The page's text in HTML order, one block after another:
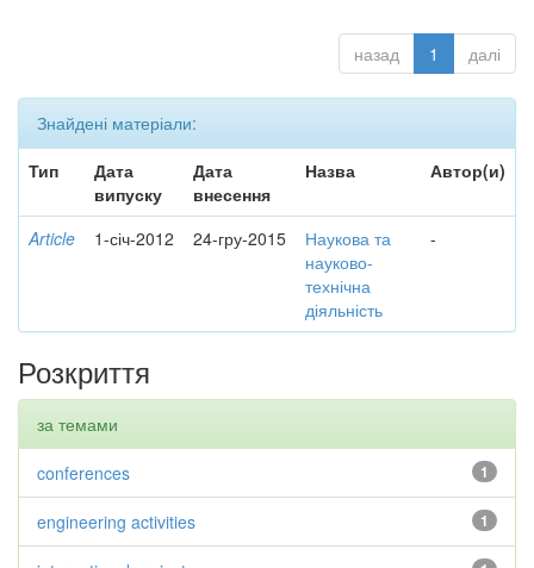
назад 1 далі
Знайдені матеріали:
Тип
Дата
випуску
Дата
внесення
Назва Автор(и)
Article 1-січ-2012 24-гру-2015
Наукова та
науково-
технічна
діяльність
-
Розкриття
за темами
1
conferences
1
engineering activities